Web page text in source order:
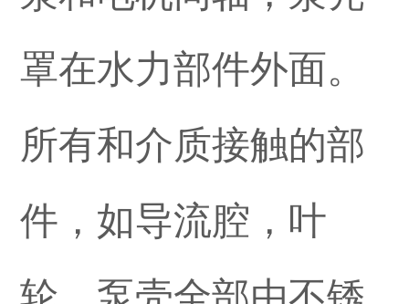
罩在水力部件外面。
所有和介质接触的部
件，如导流腔，叶